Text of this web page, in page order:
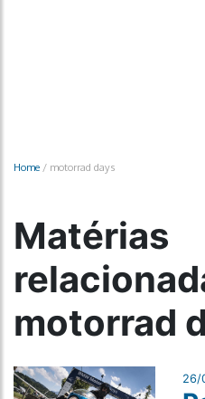
Home / motorrad days
Matérias
motorrad
26/